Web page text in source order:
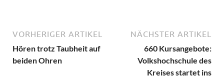
VORHERIGER ARTIKEL
Hören trotz Taubheit auf
beiden Ohren
NÄCHSTER ARTIKEL
660 Kursangebote:
Volkshochschule des
Kreises startet ins